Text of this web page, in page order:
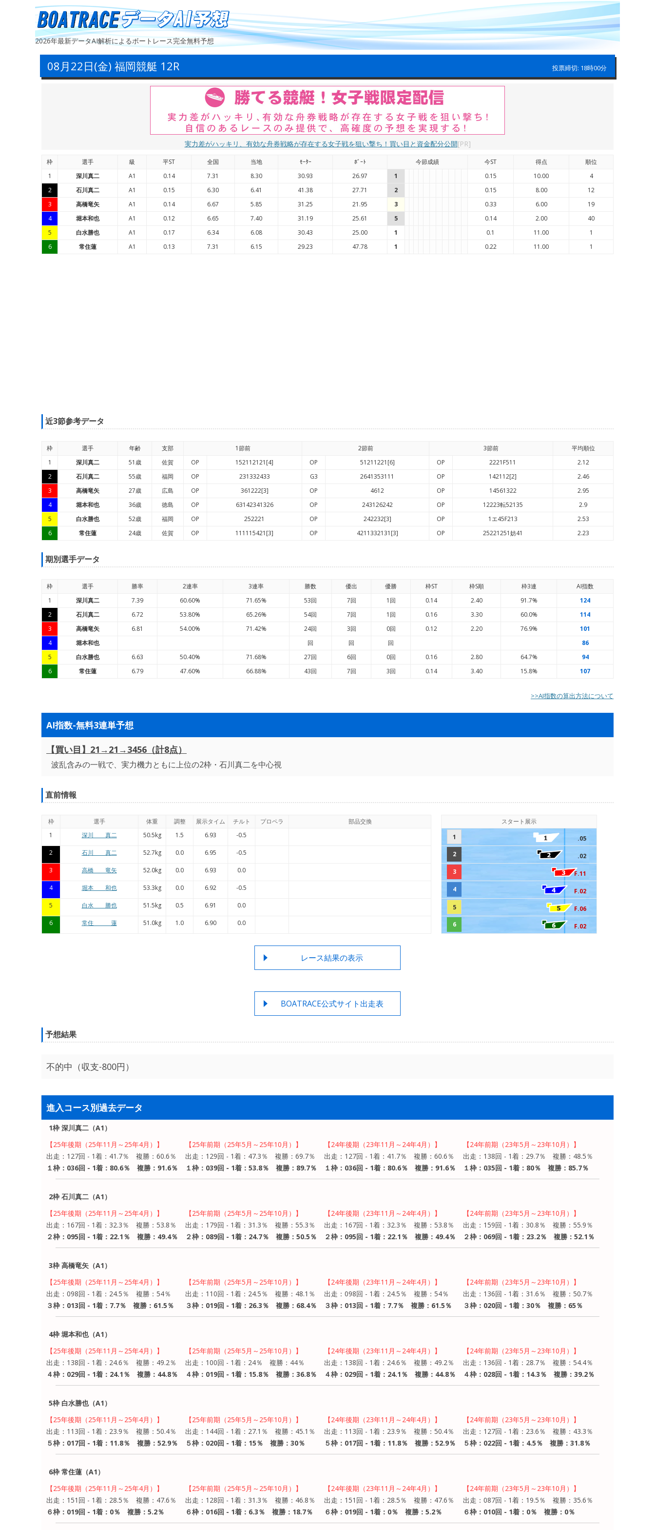
2026年最新データAI解析によるボートレース完全無料予想
08月22日(金) 福岡競艇 12R 投票締切: 18時00分
実力差がハッキリ、有効な舟券戦略が存在する女子戦を狙い撃ち！買い目と資金配分公開[PR]
枠 選手 級 平ST 全国 当地 ﾓｰﾀｰ ﾎﾞｰﾄ 今節成績 今ST 得点
順位
1
深川真二 A1 0.14 7.31 8.30 30.93 26.97 1 0.15 10.00
4
2
石川真二 A1 0.15 6.30 6.41 41.38 27.71 2 0.15 8.00
12
3
高橋竜矢 A1 0.14 6.67 5.85 31.25 21.95 3 0.33 6.00
19
4
堀本和也 A1 0.12 6.65 7.40 31.19 25.61 5 0.14 2.00
40
5
白水勝也 A1 0.17 6.34 6.08 30.43 25.00 1 0.1 11.00
1
6
常住蓮 A1 0.13 7.31 6.15 29.23 47.78 1 0.22 11.00 1
近3節参考データ
枠 選手 年齢 支部 1節前 2節前 3節前 平均順位
1
深川真二 51歳 佐賀 OP 152112121[4] OP 51211221[6] OP 2221F511
2.12
2
石川真二 55歳 福岡 OP 231332433 G3 2641353111 OP 142112[2]
2.46
3
高橋竜矢 27歳 広島 OP 361222[3] OP 4612 OP 14561322
2.95
4
堀本和也 36歳 徳島 OP 63142341326 OP 243126242 OP 12223転52135
2.9
5
白水勝也 52歳 福岡 OP 252221 OP 242232[3] OP 1エ45F213
2.53
6
常住蓮 24歳 佐賀 OP 111115421[3] OP 4211332131[3] OP 25221251妨41 2.23
期別選手データ
枠 選手 勝率 2連率 3連率 勝数 優出 優勝 枠ST 枠S順 枠3連 AI指数
1
深川真二 7.39 60.60% 71.65% 53回 7回 1回 0.14 2.40 91.7%
124
2
石川真二 6.72 53.80% 65.26% 54回 7回 1回 0.16 3.30 60.0%
114
3
高橋竜矢 6.81 54.00% 71.42% 24回 3回 0回 0.12 2.20 76.9%
101
4
堀本和也 回 回 回
86
5
白水勝也 6.63 50.40% 71.68% 27回 6回 0回 0.16 2.80 64.7%
94
6
常住蓮 6.79 47.60% 66.88% 43回 7回 3回 0.14 3.40 15.8% 107
>>AI指数の算出方法について
AI指数-無料3連単予想
【買い目】21→21→3456（計8点）
波乱含みの一戦で、実力機力ともに上位の2枠・石川真二を中心視
直前情報
枠 選手 体重 調整 展示タイム チルト プロペラ
部品交換
1
深川 真二 50.5kg 1.5 6.93 -0.5
2 石川 真二 52.7kg 0.0 6.95 -0.5
3 高橋 竜矢 52.0kg 0.0 6.93 0.0
4 堀本 和也 53.3kg 0.0 6.92 -0.5
5 白水 勝也 51.5kg 0.5 6.91 0.0
6 常住 蓮 51.0kg 1.0 6.90 0.0
スタート展示
1
.05
2
.02
3
F.11
4
F.02
5
F.06
6
F.02
レース結果の表示
BOATRACE公式サイト出走表
予想結果
不的中（収支-800円）
進入コース別過去データ
1枠 深川真二（A1）
【25年後期（25年11月～25年4月）】
出走：127回 - 1着：41.7％ 複勝：60.6％
１枠：036回 - 1着：80.6％ 複勝：91.6％
【25年前期（25年5月～25年10月）】
出走：129回 - 1着：47.3％ 複勝：69.7％
１枠：039回 - 1着：53.8％ 複勝：89.7％
【24年後期（23年11月～24年4月）】
出走：127回 - 1着：41.7％ 複勝：60.6％
１枠：036回 - 1着：80.6％ 複勝：91.6％
【24年前期（23年5月～23年10月）】
出走：138回 - 1着：29.7％ 複勝：48.5％
１枠：035回 - 1着：80％ 複勝：85.7％
2枠 石川真二（A1）
【25年後期（25年11月～25年4月）】
出走：167回 - 1着：32.3％ 複勝：53.8％
２枠：095回 - 1着：22.1％ 複勝：49.4％
【25年前期（25年5月～25年10月）】
出走：179回 - 1着：31.3％ 複勝：55.3％
２枠：089回 - 1着：24.7％ 複勝：50.5％
【24年後期（23年11月～24年4月）】
出走：167回 - 1着：32.3％ 複勝：53.8％
２枠：095回 - 1着：22.1％ 複勝：49.4％
【24年前期（23年5月～23年10月）】
出走：159回 - 1着：30.8％ 複勝：55.9％
２枠：069回 - 1着：23.2％ 複勝：52.1％
3枠 高橋竜矢（A1）
【25年後期（25年11月～25年4月）】
出走：098回 - 1着：24.5％ 複勝：54％
３枠：013回 - 1着：7.7％ 複勝：61.5％
【25年前期（25年5月～25年10月）】
出走：110回 - 1着：24.5％ 複勝：48.1％
３枠：019回 - 1着：26.3％ 複勝：68.4％
【24年後期（23年11月～24年4月）】
出走：098回 - 1着：24.5％ 複勝：54％
３枠：013回 - 1着：7.7％ 複勝：61.5％
【24年前期（23年5月～23年10月）】
出走：136回 - 1着：31.6％ 複勝：50.7％
３枠：020回 - 1着：30％ 複勝：65％
4枠 堀本和也（A1）
【25年後期（25年11月～25年4月）】
出走：138回 - 1着：24.6％ 複勝：49.2％
４枠：029回 - 1着：24.1％ 複勝：44.8％
【25年前期（25年5月～25年10月）】
出走：100回 - 1着：24％ 複勝：44％
４枠：019回 - 1着：15.8％ 複勝：36.8％
【24年後期（23年11月～24年4月）】
出走：138回 - 1着：24.6％ 複勝：49.2％
４枠：029回 - 1着：24.1％ 複勝：44.8％
【24年前期（23年5月～23年10月）】
出走：136回 - 1着：28.7％ 複勝：54.4％
４枠：028回 - 1着：14.3％ 複勝：39.2％
5枠 白水勝也（A1）
【25年後期（25年11月～25年4月）】
出走：113回 - 1着：23.9％ 複勝：50.4％
５枠：017回 - 1着：11.8％ 複勝：52.9％
【25年前期（25年5月～25年10月）】
出走：144回 - 1着：27.1％ 複勝：45.1％
５枠：020回 - 1着：15％ 複勝：30％
【24年後期（23年11月～24年4月）】
出走：113回 - 1着：23.9％ 複勝：50.4％
５枠：017回 - 1着：11.8％ 複勝：52.9％
【24年前期（23年5月～23年10月）】
出走：127回 - 1着：23.6％ 複勝：43.3％
５枠：022回 - 1着：4.5％ 複勝：31.8％
6枠 常住蓮（A1）
【25年後期（25年11月～25年4月）】
出走：151回 - 1着：28.5％ 複勝：47.6％
６枠：019回 - 1着：0％ 複勝：5.2％
【25年前期（25年5月～25年10月）】
出走：128回 - 1着：31.3％ 複勝：46.8％
６枠：016回 - 1着：6.3％ 複勝：18.7％
【24年後期（23年11月～24年4月）】
出走：151回 - 1着：28.5％ 複勝：47.6％
６枠：019回 - 1着：0％ 複勝：5.2％
【24年前期（23年5月～23年10月）】
出走：087回 - 1着：19.5％ 複勝：35.6％
６枠：010回 - 1着：0％ 複勝：0％